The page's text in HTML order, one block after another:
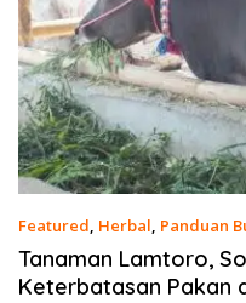
Featured, Herbal, Panduan
2024
Tanaman Lamtoro,
Keterbatasan Pakan